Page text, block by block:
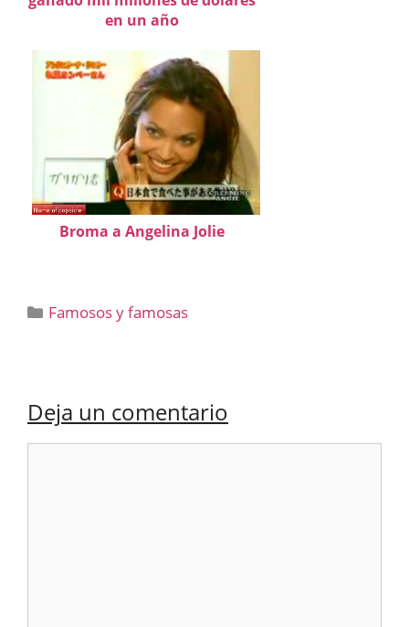
en un año
Broma a Angelina Jolie
Categorías
Famosos y famosas
Deja un comentario